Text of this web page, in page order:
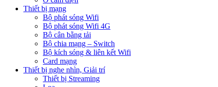
Thiết bị mạng
Bộ phát sóng Wifi
Bộ phát sóng Wifi 4G
Bộ cân bằng tải
Bộ chia mạng – Switch
Bộ kích sóng & liên kết Wifi
Card mạng
Thiết bị nghe nhìn, Giải trí
Thiết bị Streaming